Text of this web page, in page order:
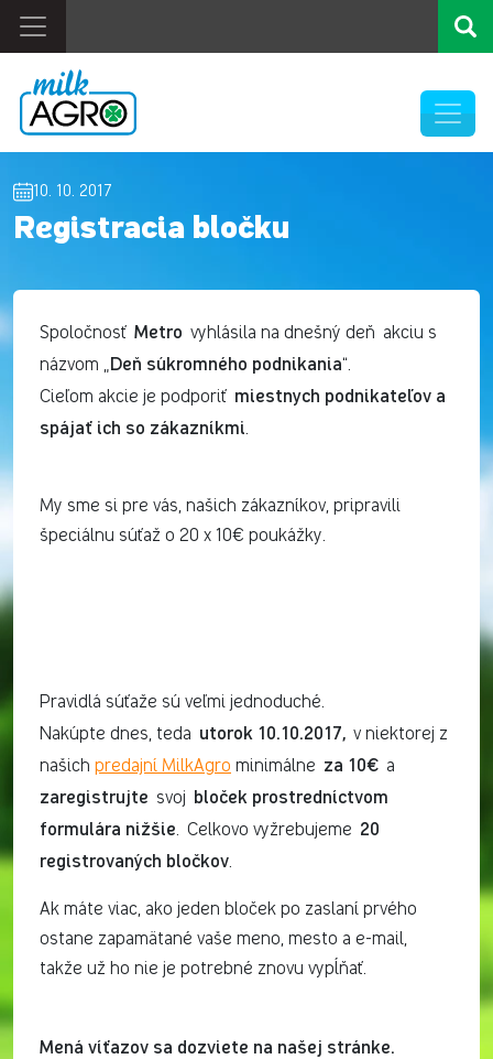
10. 10. 2017
Registracia bločku
Spoločnosť Metro vyhlásila na dnešný deň akciu s
názvom „Deň súkromného podnikania“.
Cieľom akcie je podporiť miestnych podnikateľov a
spájať ich so zákazníkmi.
My sme si pre vás, našich zákazníkov, pripravili
špeciálnu súťaž o 20 x 10€ poukážky.
Pravidlá súťaže sú veľmi jednoduché.
Nakúpte dnes, teda utorok 10.10.2017, v niektorej z
našich predajní MilkAgro minimálne za 10€ a
zaregistrujte svoj bloček prostredníctvom
formulára nižšie. Celkovo vyžrebujeme 20
registrovaných bločkov.
Ak máte viac, ako jeden bloček po zaslaní prvého
ostane zapamätané vaše meno, mesto a e-mail,
takže už ho nie je potrebné znovu vypĺňať.
Mená víťazov sa dozviete na našej stránke.